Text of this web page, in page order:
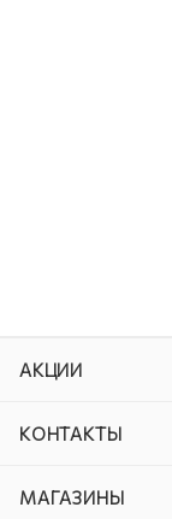
АКЦИИ
КОНТАКТЫ
МАГАЗИНЫ